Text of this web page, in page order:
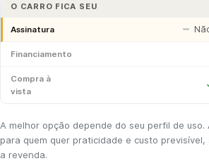
O CARRO FICA SEU
Assinatura
Financiamento
Compra à
vista
A melhor opção depende do seu perfil de
para quem quer praticidade e custo previsível,
a revenda.